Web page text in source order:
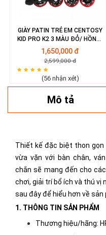
GIÀY PATIN TRẺ EM CENTOSY
KID PRO K2 3 MÀU ĐỎ/ HỒNG/
XANH
1,650,000 đ
2,599,000 đ
(56 nhận xét)
Mô tả
Thiết kế đặc biệt thon
vừa vặn với bàn chân,
chắn sẽ mang đến cho
chơi, giải trí bổ ích và thú vị
sau đây để hiểu hơn về sản
1. THÔNG TIN SẢN PHẨM
Thương hiệu/hãng: